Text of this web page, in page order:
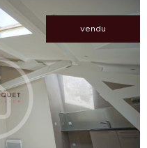
vendu